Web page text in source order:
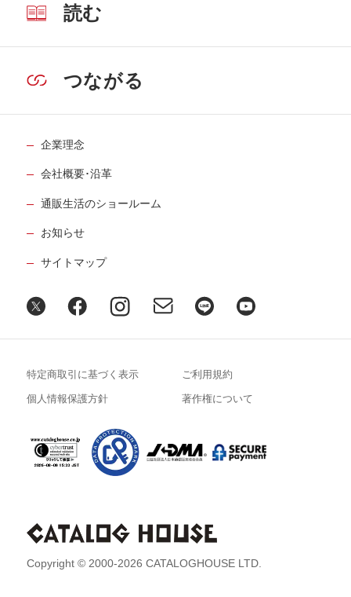
読む
つながる
企業理念
会社概要･沿革
通販生活のショールーム
お知らせ
サイトマップ
Copyright © 2000-2026 CATALOGHOUSE LTD.
特定商取引に基づく表示 ご利用規約
個人情報保護方針 著作権について